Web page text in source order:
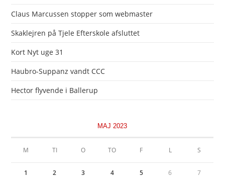
Claus Marcussen stopper som webmaster
Skaklejren på Tjele Efterskole afsluttet
Kort Nyt uge 31
Haubro-Suppanz vandt CCC
Hector flyvende i Ballerup
MAJ 2023
M TI O TO F L S
1 2 3 4 5 6 7